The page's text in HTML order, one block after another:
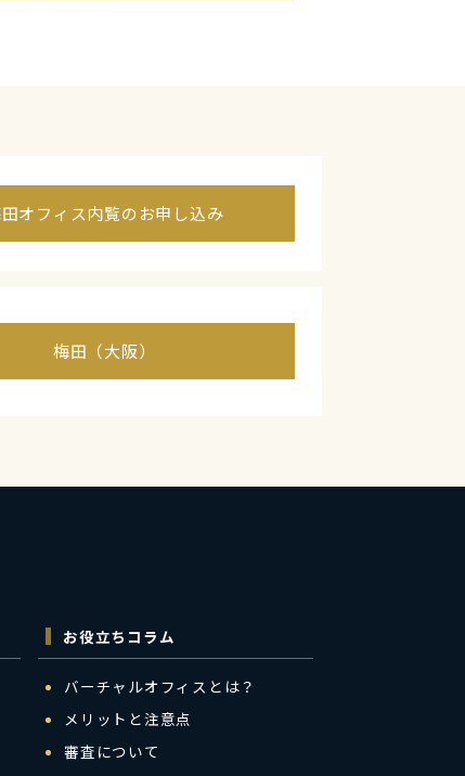
オフィス内覧のお申し込み
梅田（大阪）
お役立ちコラム
バーチャルオフィスとは？
メリットと注意点
審査について